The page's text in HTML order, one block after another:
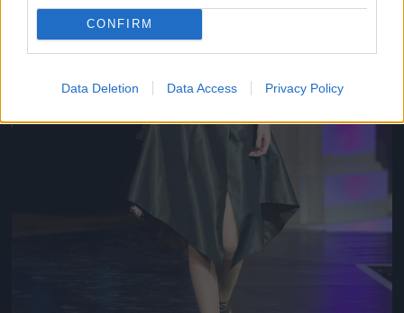
CONFIRM
Data Deletion Data Access Privacy Policy